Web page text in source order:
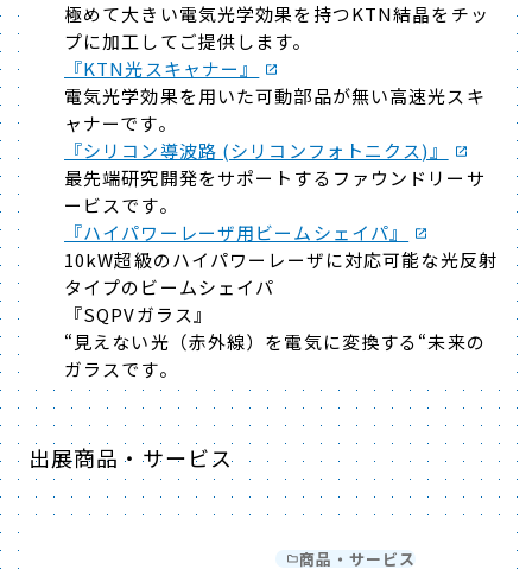
極めて大きい電気光学効果を持つKTN結晶をチッ
プに加工してご提供します。
『KTN光スキャナー』
電気光学効果を用いた可動部品が無い高速光スキ
ャナーです。
『シリコン導波路 (シリコンフォトニクス)』
最先端研究開発をサポートするファウンドリーサ
ービスです。
『ハイパワーレーザ用ビームシェイパ』
10kW超級のハイパワーレーザに対応可能な光反射
タイプのビームシェイパ
『SQPVガラス』
“見えない光（赤外線）を電気に変換する“未来の
ガラスです。
出展商品・サービス
商品・サービス